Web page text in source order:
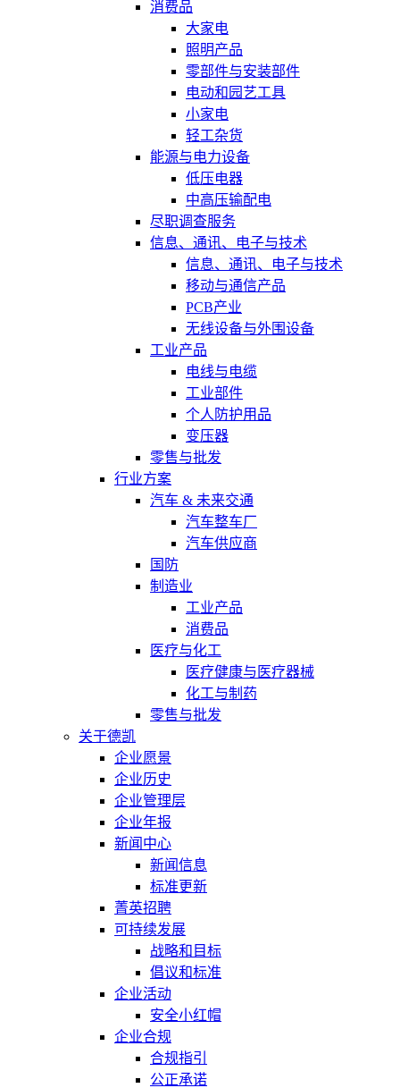
消费品
大家电
照明产品
零部件与安装部件
电动和园艺工具
小家电
轻工杂货
能源与电力设备
低压电器
中高压输配电
尽职调查服务
信息、通讯、电子与技术
信息、通讯、电子与技术
移动与通信产品
PCB产业
无线设备与外围设备
工业产品
电线与电缆
工业部件
个人防护用品
变压器
零售与批发
行业方案
汽车 & 未来交通
汽车整车厂
汽车供应商
国防
制造业
工业产品
消费品
医疗与化工
医疗健康与医疗器械
化工与制药
零售与批发
关于德凯
企业愿景
企业历史
企业管理层
企业年报
新闻中心
新闻信息
标准更新
菁英招聘
可持续发展
战略和目标
倡议和标准
企业活动
安全小红帽
企业合规
合规指引
公正承诺